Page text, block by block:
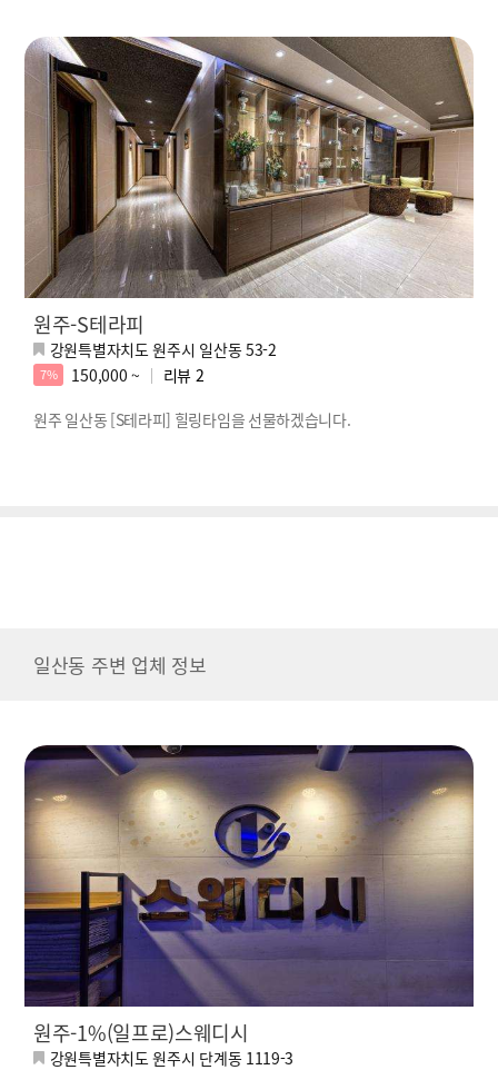
원주-S테라피
강원특별자치도 원주시 일산동 53-2
7% 150,000 ~ 리뷰 2
원주 일산동 [S테라피] 힐링타임을 선물하겠습니다.
일산동 주변 업체 정보
원주-1%(일프로)스웨디시
강원특별자치도 원주시 단계동 1119-3